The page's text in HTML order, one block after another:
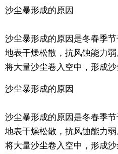
沙尘暴形成的原因
沙尘暴形成的原因是冬春季
地表干燥松散，抗风蚀能力
将大量沙尘卷入空中，形成
沙尘暴形成的原因
沙尘暴形成的原因是冬春季
地表干燥松散，抗风蚀能力
将大量沙尘卷入空中，形成沙